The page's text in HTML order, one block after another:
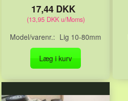
17,44 DKK
(13,95 DKKu/Moms)
Model/varenr.: Lig 10-80mm
Læg i kurv